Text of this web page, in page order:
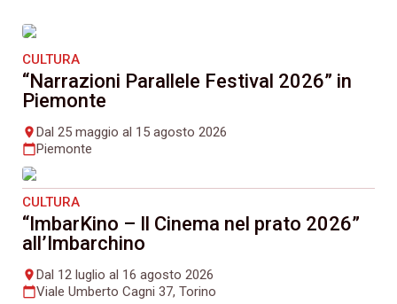
CULTURA
“Narrazioni Parallele Festival 2026” in
Piemonte
placeDal 25 maggio al 15 agosto 2026
calendar_todayPiemonte
CULTURA
“ImbarKino – Il Cinema nel prato 2026”
all’Imbarchino
placeDal 12 luglio al 16 agosto 2026
calendar_todayViale Umberto Cagni 37, Torino